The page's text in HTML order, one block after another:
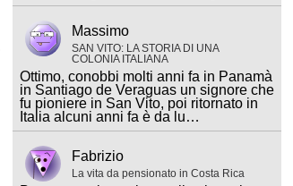
Massimo
SAN VITO: LA STORIA DI UNA
COLONIA ITALIANA
Ottimo, conobbi molti anni fa in Panamà
in Santiago de Veraguas un signore che
fu pioniere in San Vito, poi ritornato in
Italia alcuni anni fa è da lu…
Fabrizio
La vita da pensionato in Costa Rica